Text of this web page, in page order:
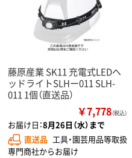
藤原産業 SK11 充電式LEDヘ
ッドライトSLHー011 SLH-
011 1個（直送品）
￥7,778（税込）
お届け日：8月26日（水）まで
直送品 工具・園芸用品等取扱
専門商社からお届け